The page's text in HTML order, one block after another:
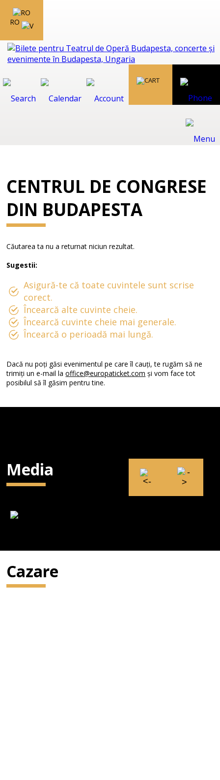
RO
CENTRUL DE CONGRESE
DIN BUDAPESTA
Căutarea ta nu a returnat niciun rezultat.
Sugestii:
Asigură-te că toate cuvintele sunt scrise
corect.
Încearcă alte cuvinte cheie.
Încearcă cuvinte cheie mai generale.
Încearcă o perioadă mai lungă.
Dacă nu poți găsi evenimentul pe care îl cauți, te rugăm să ne
trimiți un e-mail laoffice@europaticket.com și vom face tot
posibilul să îl găsim pentru tine.
Media
Cazare